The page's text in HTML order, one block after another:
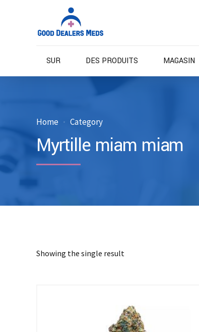
SUR DES PRODUITS MAGASIN
Home Category
Myrtille miam miam
Showing the single result